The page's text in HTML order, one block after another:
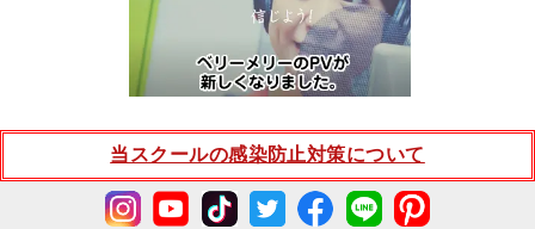
当スクールの感染防止対策について